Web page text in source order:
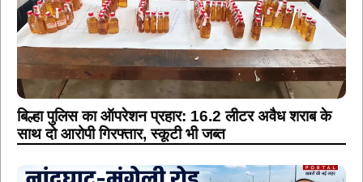
बिल्हा पुलिस का ऑपरेशन प्रहार: 16.2 लीटर अवैध शराब के
साथ दो आरोपी गिरफ्तार, स्कूटी भी जब्त